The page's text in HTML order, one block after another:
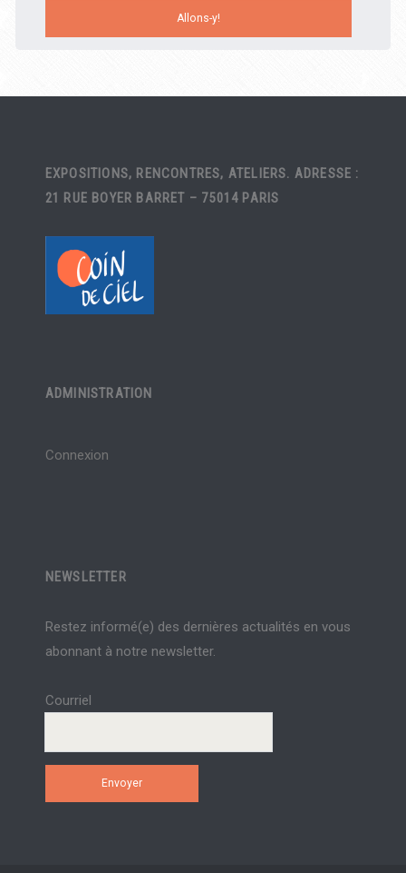
EXPOSITIONS, RENCONTRES, ATELIERS. ADRESSE :
21 RUE BOYER BARRET – 75014 PARIS
ADMINISTRATION
Connexion
NEWSLETTER
Restez informé(e) des dernières actualités en vous
abonnant à notre newsletter.
Courriel